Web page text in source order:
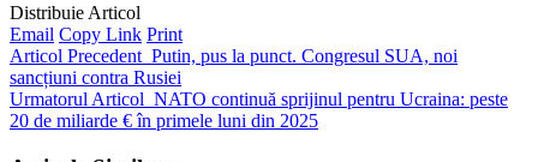
Distribuie Articol
Email Copy Link Print
Articol Precedent Putin, pus la punct. Congresul SUA, noi
sancțiuni contra Rusiei
Urmatorul Articol NATO continuă sprijinul pentru Ucraina: peste
20 de miliarde € în primele luni din 2025